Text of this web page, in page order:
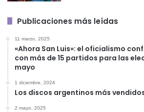
Publicaciones más leídas
11 marzo, 2025
«Ahora San Luis»: el oficialismo
con más de 15 partidos para las
mayo
1 diciembre, 2024
Los discos argentinos más
2 mayo, 2025